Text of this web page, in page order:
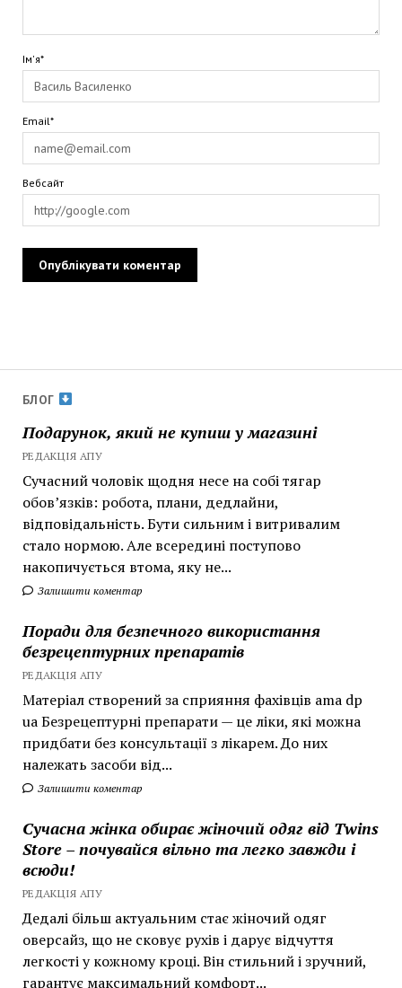
БЛОГ
Подарунок, який не купиш у магазині
РЕДАКЦІЯ АПУ
Сучасний чоловік щодня несе на собі тягар
обов’язків: робота, плани, дедлайни,
відповідальність. Бути сильним і витривалим
стало нормою. Але всередині поступово
накопичується втома, яку не...
Залишити коментар
Поради для безпечного використання
безрецептурних препаратів
РЕДАКЦІЯ АПУ
Матеріал створений за сприяння фахівців ama dp
ua Безрецептурні препарати — це ліки, які можна
придбати без консультації з лікарем. До них
належать засоби від...
Залишити коментар
Сучасна жінка обирає жіночий одяг від Twins
Store – почувайся вільно та легко завжди і
всюди!
РЕДАКЦІЯ АПУ
Дедалі більш актуальним стає жіночий одяг
оверсайз, що не сковує рухів і дарує відчуття
легкості у кожному кроці. Він стильний і зручний,
гарантує максимальний комфорт...
Ім'я*
Email*
Вебсайт